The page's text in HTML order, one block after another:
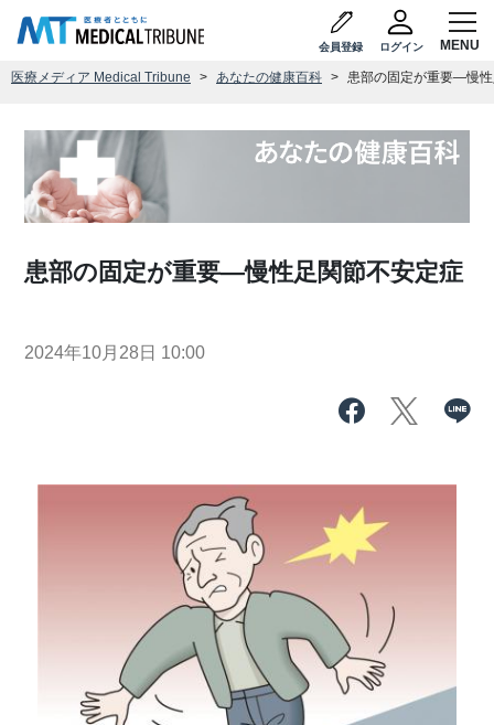
会員登録 ログイン
医療メディア Medical Tribune あなたの健康百科 患部の固定が重要―慢
患部の固定が重要―慢性足関節不安定症
2024年10月28日 10:00